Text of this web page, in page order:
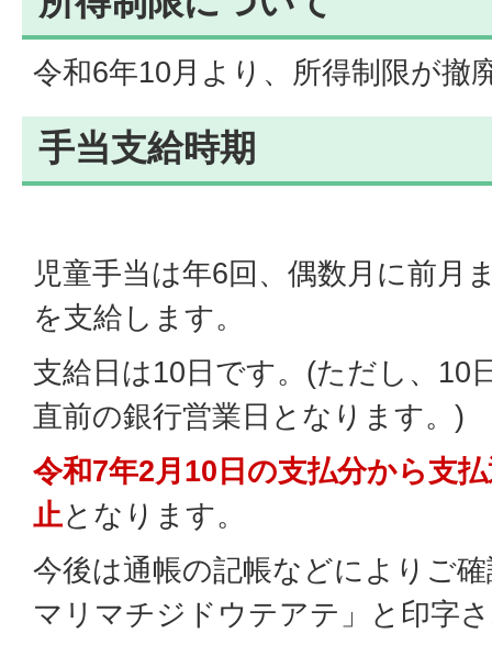
令和6年10月より、所得制限が撤
手当支給時期
児童手当は年6回、偶数月に前月
を支給します。
支給日は10日です。(ただし、10
直前の銀行営業日となります。)
令和7年2月10日の支払分から支
止となります。
今後は通帳の記帳などによりご
マリマチジドウテアテ」と印字